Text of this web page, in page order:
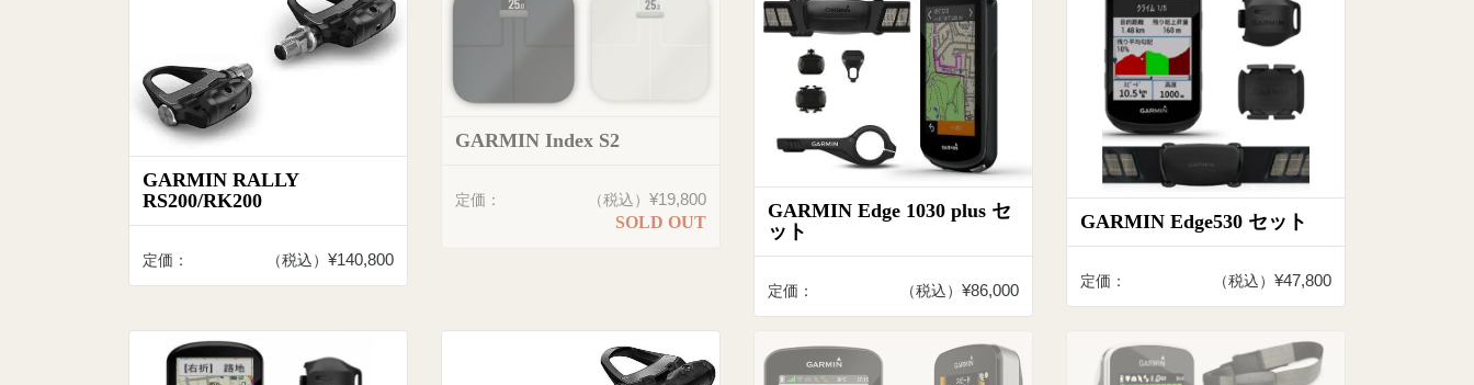
GARMIN RALLY
RS200/RK200
定価： （税込） ¥140,800
GARMIN Index S2
定価： （税込） ¥19,800
SOLD OUT
GARMIN Edge 1030 plus セ
ット
定価： （税込） ¥86,000
GARMIN Edge530 セット
定価： （税込） ¥47,800